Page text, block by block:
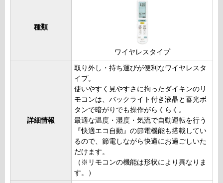
種類
ワイヤレスタイプ
詳細情報
取り外し・持ち運びが便利なワイヤレスタ
イプ。
使いやすく見やすさに拘ったダイキンのリ
モコンは、バックライト付き液晶と蓄光ボ
タンで暗がりでも操作がらくらく。
最適な温度・湿度・気流で自動運転を行う
『快適エコ自動』の節電機能も搭載してい
るので、節電しながら快適にお過ごしいた
だけます。
（※リモコンの機能は形状により異なりま
す。）